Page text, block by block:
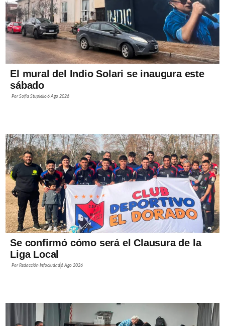
El mural del Indio Solari se inaugura este
sábado
PorSofía Stupiello6 Ago 2026
Se confirmó cómo será el Clausura de la
Liga Local
PorRedacción Infociudad6 Ago 2026